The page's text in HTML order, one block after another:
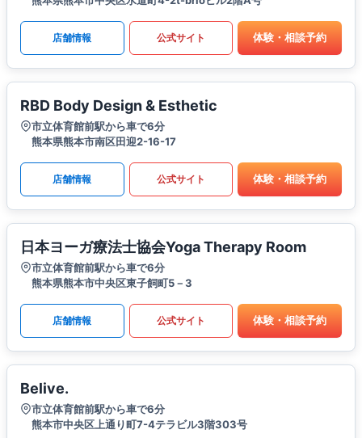
店舗情報 公式サイト 体験・相談予約
RBD Body Design & Esthetic
市立体育館前駅から車で6分
熊本県熊本市南区田迎2-16-17
店舗情報 公式サイト 体験・相談予約
日本ヨーガ療法士協会Yoga Therapy Room
市立体育館前駅から車で6分
熊本県熊本市中央区東子飼町5－3
店舗情報 公式サイト 体験・相談予約
Belive.
市立体育館前駅から車で6分
熊本市中央区上通り町7-4テラビル3階303号